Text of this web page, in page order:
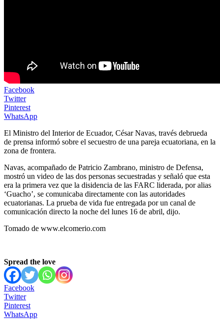
Facebook
Twitter
Pinterest
WhatsApp
El Ministro del Interior de Ecuador, César Navas, través debrueda
de prensa informó sobre el secuestro de una pareja ecuatoriana, en la
zona de frontera.
Navas, acompañado de Patricio Zambrano, ministro de Defensa,
mostró un video de las dos personas secuestradas y señaló que esta
era la primera vez que la disidencia de las FARC liderada, por alias
‘Guacho’, se comunicaba directamente con las autoridades
ecuatorianas. La prueba de vida fue entregada por un canal de
comunicación directo la noche del lunes 16 de abril, dijo.
Tomado de www.elcomerio.com
Spread the love
Facebook
Twitter
Pinterest
WhatsApp